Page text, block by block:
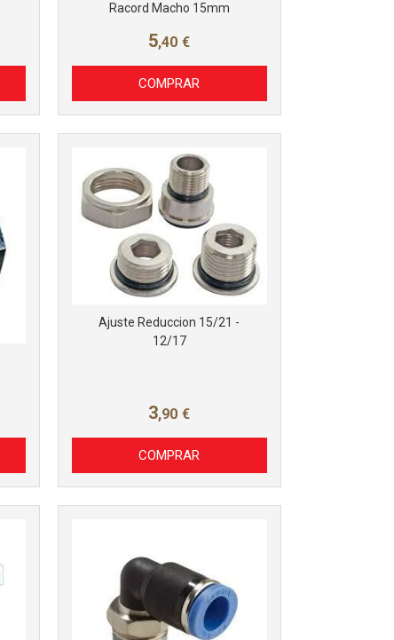
Racord Macho 15mm
5,40 €
COMPRAR
Ajuste Reduccion 15/21 -
12/17
3,90 €
COMPRAR